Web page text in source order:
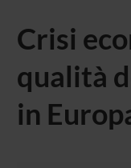
Crisi
qualità
in